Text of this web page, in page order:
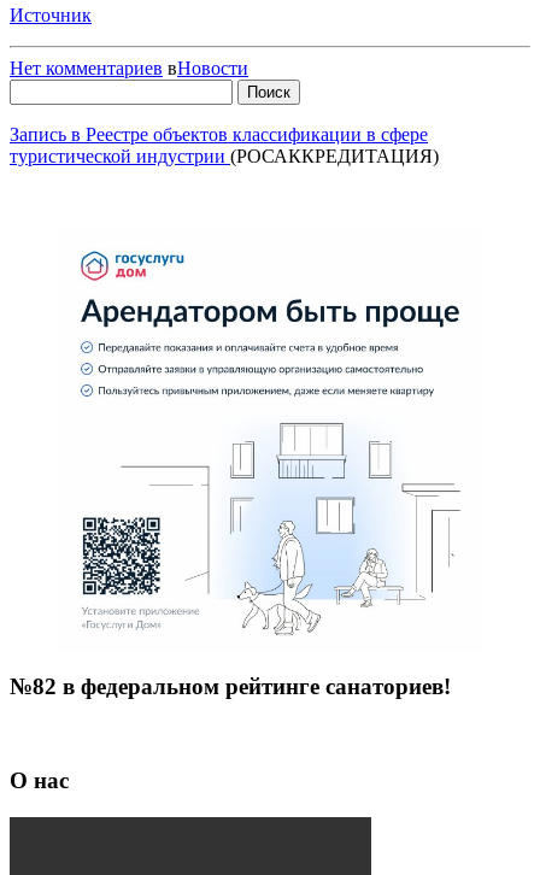
Источник
Нет комментариев вНовости
Запись в Реестре объектов классификации в сфере
туристической индустрии (РОСАККРЕДИТАЦИЯ)
№82 в федеральном рейтинге санаториев!
О нас